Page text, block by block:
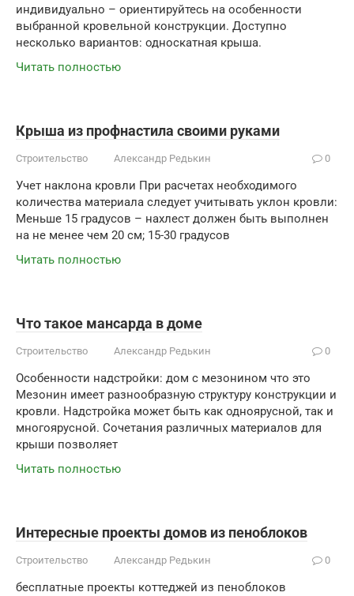
индивидуально – ориентируйтесь на особенности
выбранной кровельной конструкции. Доступно
несколько вариантов: односкатная крыша.
Читать полностью
Крыша из профнастила своими руками
Строительство Александр Редькин 0
Учет наклона кровли При расчетах необходимого
количества материала следует учитывать уклон кровли:
Меньше 15 градусов – нахлест должен быть выполнен
на не менее чем 20 см; 15-30 градусов
Читать полностью
Что такое мансарда в доме
Строительство Александр Редькин 0
Особенности надстройки: дом с мезонином что это
Мезонин имеет разнообразную структуру конструкции и
кровли. Надстройка может быть как одноярусной, так и
многоярусной. Сочетания различных материалов для
крыши позволяет
Читать полностью
Интересные проекты домов из пеноблоков
Строительство Александр Редькин 0
бесплатные проекты коттеджей из пеноблоков